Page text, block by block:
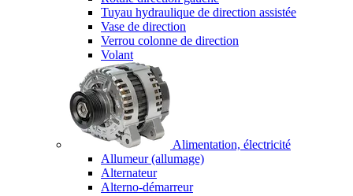
Tuyau hydraulique de direction assistée
Vase de direction
Verrou colonne de direction
Volant
Alimentation, électricité
Allumeur (allumage)
Alternateur
Alterno-démarreur